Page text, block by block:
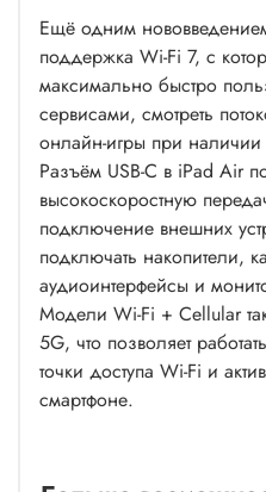
Ещё одним
поддержка Wi-Fi 7, с
максимально быстро
сервисами, смотреть
онлайн-игры при наличии
Разъём USB-C в iPad Air
высокоскоростную
подключение внешних
подключать накопители,
аудиоинтерфейсы и
Модели Wi-Fi + Cellular
5G, что позволяет
точки доступа Wi-Fi и
смартфоне.